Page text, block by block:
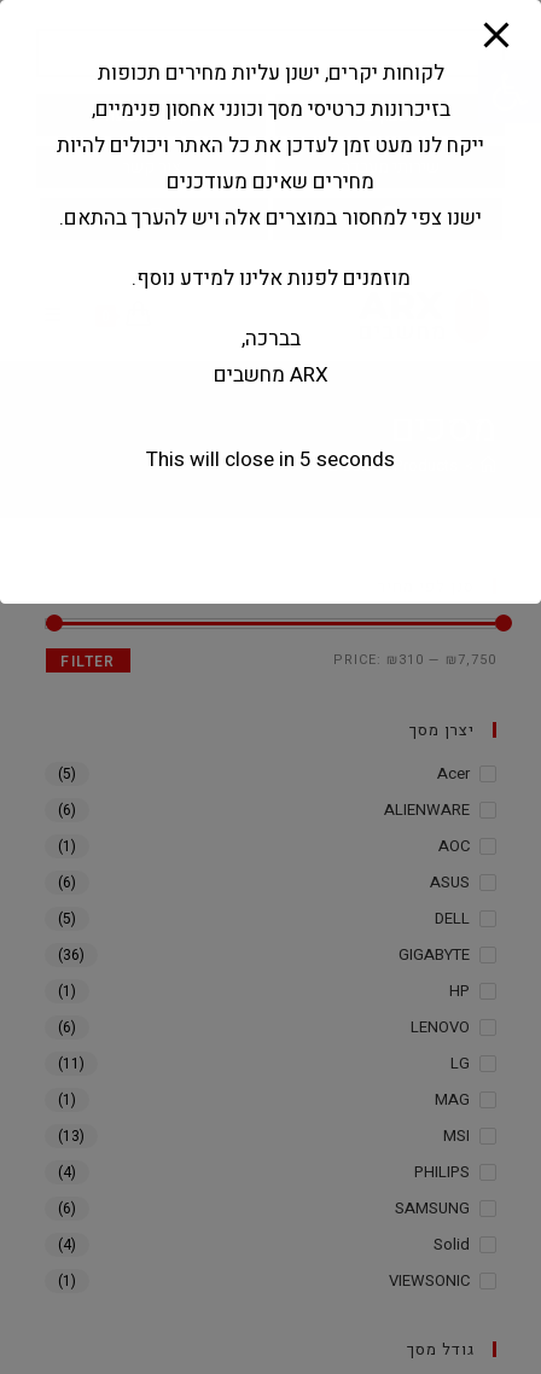
פתח סרגל נגישות
Products
search
החשבון שלי בקשה להצעה
Products
> מסכים
FILTER PRICE: ₪310 — ₪7,750
יצרן מסך
Acer
(5)
ALIENWARE
(6)
AOC
(1)
ASUS
(6)
DELL
(5)
GIGABYTE
(36)
HP
(1)
LENOVO
(6)
LG
(11)
MAG
(1)
MSI
(13)
PHILIPS
(4)
SAMSUNG
(6)
Solid
(4)
VIEWSONIC
(1)
גודל מסך
לקוחות יקרים, ישנן עליות מחירים תכופות
בזיכרונות כרטיסי מסך וכונני אחסון פנימיים,
ייקח לנו מעט זמן לעדכן את כל האתר ויכולים להיות
מחירים שאינם מעודכנים
ישנו צפי למחסור במוצרים אלה ויש להערך בהתאם.
מוזמנים לפנות אלינו למידע נוסף.
בברכה,
ARX מחשבים
This will close in 3 seconds